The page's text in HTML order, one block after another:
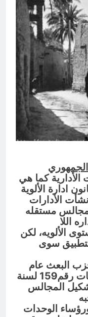
الجمهوري
الأدارية كما هي
ادارة الألوية
الأدارات
مجالس مستقله
اللا
الألويه، لكن
سوى
البعث عام
لسنة
المجالس
الوحدات